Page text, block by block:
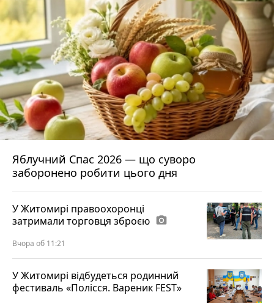
Яблучний Спас 2026 — що суворо
заборонено робити цього дня
У Житомирі правоохоронці
затримали торговця зброєю photo_camera
Вчора об 11:21
У Житомирі відбудеться родинний
фестиваль «Полісся. Вареник FEST»